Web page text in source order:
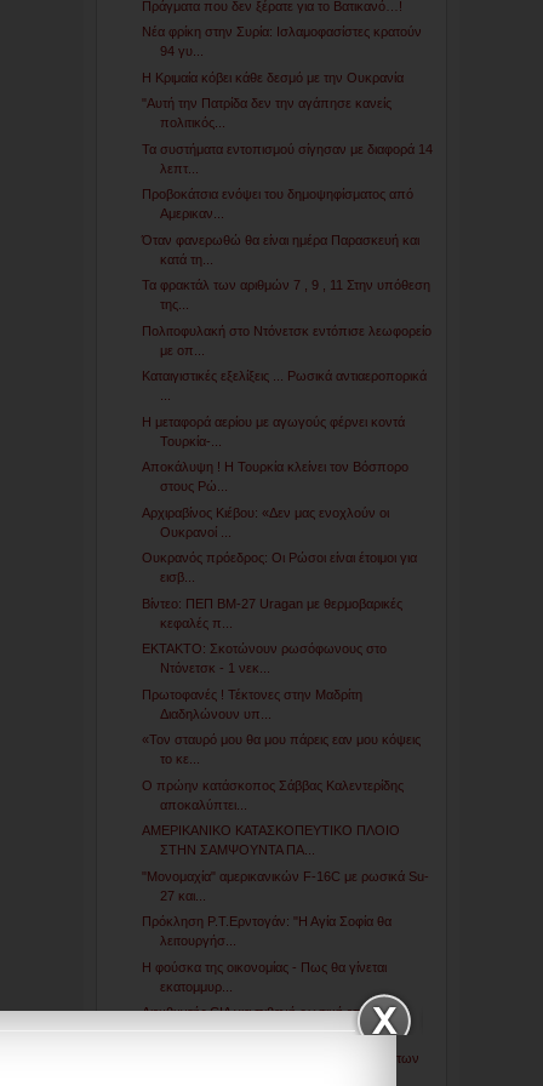
Πράγματα που δεν ξέρατε για το Βατικανό…!
Νέα φρίκη στην Συρία: Ισλαμοφασίστες κρατούν
94 γυ...
Η Κριμαία κόβει κάθε δεσμό με την Ουκρανία
"Αυτή την Πατρίδα δεν την αγάπησε κανείς
πολιτικός...
Τα συστήματα εντοπισμού σίγησαν με διαφορά 14
λεπτ...
Προβοκάτσια ενόψει του δημοψηφίσματος από
Αμερικαν...
Όταν φανερωθώ θα είναι ημέρα Παρασκευή και
κατά τη...
Τα φρακτάλ των αριθμών 7 , 9 , 11 Στην υπόθεση
της...
Πολιτοφυλακή στο Ντόνετσκ εντόπισε λεωφορείο
με οπ...
Καταιγιστικές εξελίξεις ... Ρωσικά αντιαεροπορικά
Η μεταφορά αερίου με αγωγούς φέρνει κοντά
Τουρκία-...
Αποκάλυψη ! Η Τουρκία κλείνει τον Βόσπορο
στους Ρώ...
Αρχιραβίνος Κιέβου: «Δεν μας ενοχλούν οι
Ουκρανοί ...
Ουκρανός πρόεδρος: Οι Ρώσοι είναι έτοιμοι για
εισβ...
Βίντεο: ΠΕΠ ΒΜ-27 Uragan με θερμοβαρικές
κεφαλές π...
ΕΚΤΑΚΤΟ: Σκοτώνουν ρωσόφωνους στο
Ντόνετσκ - 1 νεκ...
Πρωτοφανές ! Τέκτονες στην Μαδρίτη
Διαδηλώνουν υπ...
«Toν σταυρό μου θα μου πάρεις εαν μου κόψεις
το κε...
Ο πρώην κατάσκοπος Σάββας Καλεντερίδης
αποκαλύπτει...
ΑΜΕΡΙΚΑΝΙΚΟ ΚΑΤΑΣΚΟΠΕΥΤΙΚΟ ΠΛΟΙΟ
ΣΤΗΝ ΣΑΜΨΟΥΝΤΑ ΠΑ...
"Μονομαχία" αμερικανικών F-16C με ρωσικά Su-
27 και...
Πρόκληση Ρ.Τ.Ερντογάν: "Η Αγία Σοφία θα
λειτουργήσ...
Η φούσκα της οικονομίας - Πως θα γίνεται
εκατομμυρ...
Διευθυντής CIA για πιθανή ρωσική επέμβαση
Βίντεο με μαζικές μεταφορές ρωσικών αρμάτων